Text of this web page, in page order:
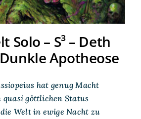
Solo – S³ – Deth
Apotheose
hat genug Macht
quasi göttlichen Status
Welt in ewige Nacht zu